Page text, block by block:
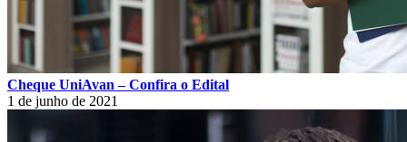
Cheque UniAvan – Confira o Edital
1 de junho de 2021